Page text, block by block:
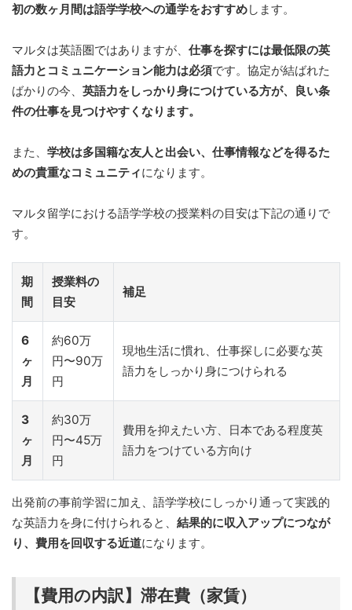
初の数ヶ月間は語学学校への通学をおすすめします。
マルタは英語圏ではありますが、 仕事を探すには最低限の英
語力とコミュニケーション能力は必須です。協定が結ばれた
ばかりの今、 英語力をしっかり身につけている方が、良い条
件の仕事を見つけやすくなります。
また、 学校は多国籍な友人と出会い、仕事情報などを得るた
めの貴重なコミュニティになります。
マルタ留学における語学学校の授業料の目安は下記の通りで
す。
期
間
授業料の
目安
補足
6
ヶ
月
約60万
円〜90万
円
現地生活に慣れ、仕事探しに必要な英
語力をしっかり身につけられる
3
ヶ
月
約30万
円〜45万
円
費用を抑えたい方、日本である程度英
語力をつけている方向け
出発前の事前学習に加え、語学学校にしっかり通って実践的
な英語力を身に付けられると、 結果的に収入アップにつなが
り、費用を回収する近道になります。
【費用の内訳】滞在費（家賃）